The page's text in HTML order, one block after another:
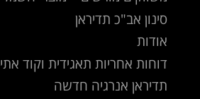
סינון אב"כ תדיראן
אודות
דוחות אחריות תאגידית וקוד אתי
תדיראן אנרגיה חדשה